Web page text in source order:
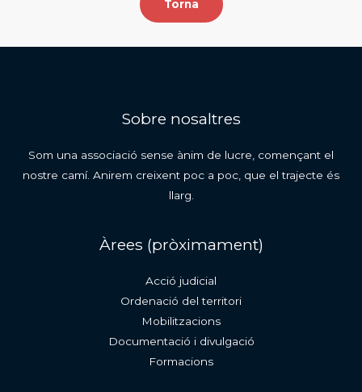
Torna
Sobre nosaltres
Som una associació sense ànim de lucre, començant el
nostre camí. Anirem creixent poc a poc, que el trajecte és
llarg.
Àrees (pròximament)
Acció judicial
Ordenació del territori
Mobilitzacions
Documentació i divulgació
Formacions